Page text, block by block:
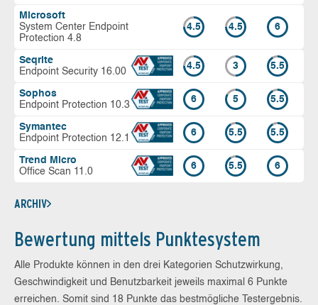
Microsoft
System Center Endpoint
Protection 4.8
4.5 4.5 6
Seqrite
Endpoint Security 16.00
4.5 3 5.5
Sophos
Endpoint Protection 10.3
6 5 5.5
Symantec
Endpoint Protection 12.1
6 5.5 5.5
Trend Micro
Office Scan 11.0
6 5.5 6
ARCHIV
Bewertung mittels Punktesystem
Alle Produkte können in den drei Kategorien Schutzwirkung,
Geschwindigkeit und Benutzbarkeit jeweils maximal 6 Punkte
erreichen. Somit sind 18 Punkte das bestmögliche Testergebnis.